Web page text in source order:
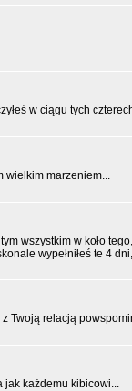
w ciągu tych
wielkim marzeniem...
wszystkim w koło
wypełniłeś te 4
Twoją relacją
jak każdemu kibicowi...